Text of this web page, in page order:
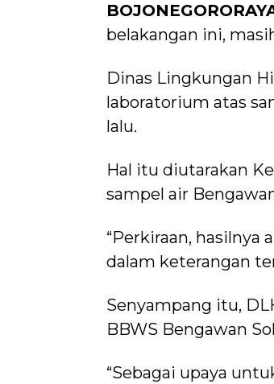
belakangan ini,
Dinas Lingkungan
laboratorium atas
lalu.
Hal itu diutarakan
sampel air
“Perkiraan, hasilnya
dalam keterangan
Senyampang itu,
BBWS Bengawan
“Sebagai upaya